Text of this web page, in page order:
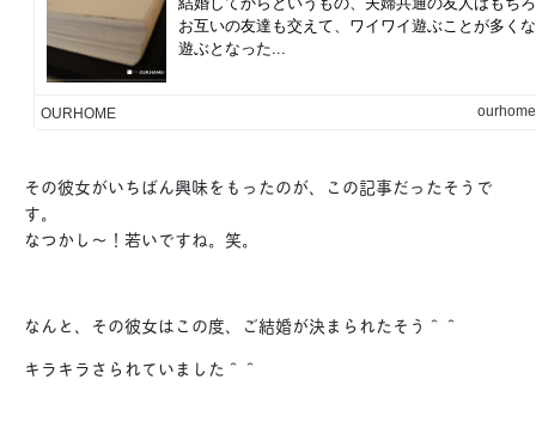
その彼女がいちばん興味をもったのが、この記事だったそうで
す。
なつかし〜！若いですね。笑。
なんと、その彼女はこの度、ご結婚が決まられたそう＾＾
キラキラさられていました＾＾